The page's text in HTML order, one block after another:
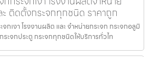
ะ ติดตั้งกระจกทุกชนิด ราคาถูก
กเงา โรงงานผลิต และ จำหน่ายกระจก กระจกอลูมิ
ระจกประตู กระจกทุกชนิดให้บริการทั่วไท